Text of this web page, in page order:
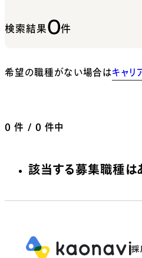
検索結果0件
希望の職種がない場合はキャリ
0 件 / 0 件中
該当する募集職種はあ